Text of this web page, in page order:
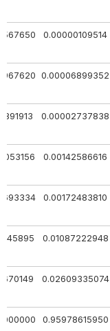
0.00000109514
0.00006899352
0.00002737838
0.00142586616
0.00172483810
0.01087222948
0.02609335074
0.95978615950